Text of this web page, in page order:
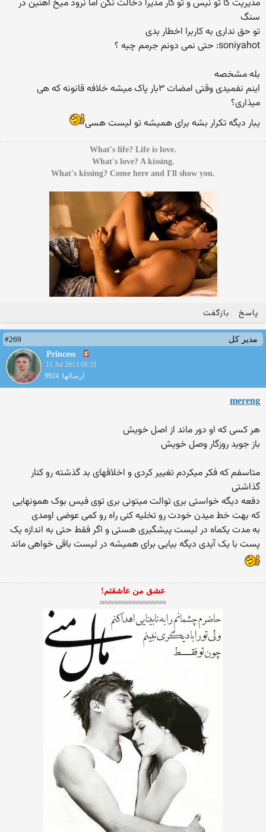
مدیریت کا تو نیس و تو کار مدیرا دخالت نکن اما نرود میخ آهنین در
سنگ
تو حق نداری به کاربرا اخطار بدی
soniyahot: حتی نمی دونم جرمم چیه ؟
بله مشخصه
اینم نفمیدی وقتی امضات ۳بار پاک میشه خلافه قانونه که هی
میذاری؟
یبار دیگه تکرار بشه برای همیشه تو لیست هسی
.What's life? Life is love
.What's love? A kissing
.What's kissing? Come here and I'll show you
پاسخ بازگفت
مدیر کل
#269
Princess
11 Jul 2013 08:21
ارسالها: 9924
mereng
هر کسی که او دور ماند از اصل خویش
باز جوید روزگار وصل خویش
متاسفم که فکر میکردم تغییر کردی و اخلاقهای بد گذشته رو کنار
گذاشتی
دفعه دیگه خواستی بری توالت میتونی بری توی فیس بوک همونهایی
که بهت خط میدن خودت رو تخلیه کنی راه رو کمی عوضی اومدی
به مدت یکماه در لیست پیشگیری هستی و اگر فقط حتی به اندازه یک
پست با یک آیدی دیگه بیایی برای همیشه در لیست باقی خواهی ماند
عشق من عاشقتم!
≈≈≈≈≈≈≈≈≈≈≈≈≈≈